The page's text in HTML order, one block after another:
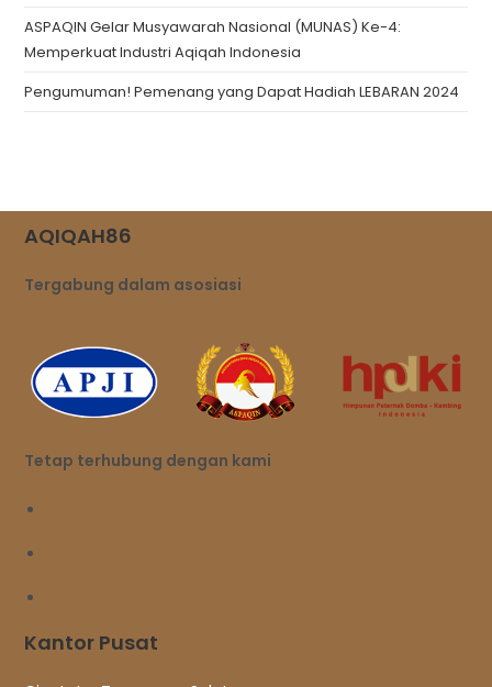
ASPAQIN Gelar Musyawarah Nasional (MUNAS) Ke-4:
Memperkuat Industri Aqiqah Indonesia
Pengumuman! Pemenang yang Dapat Hadiah LEBARAN 2024
AQIQAH86
Tergabung dalam asosiasi
Tetap terhubung dengan kami
Kantor Pusat